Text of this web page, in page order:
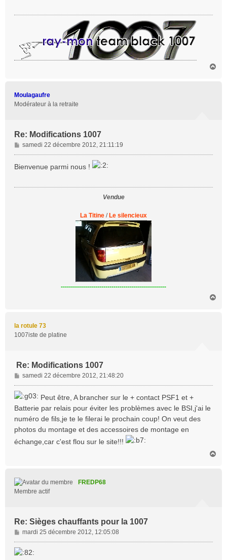
Moulagaufre
Modérateur à la retraite
Re: Modifications 1007
M
e
s
samedi 22 décembre 2012, 21:11:19
Bienvenue parmi nous !
Vendue
La Titine / Le silencieux
----------------------------------------------------
la rotule 73
1007iste de platine
Re: Modifications 1007
M
e
s
a
g
e
samedi 22 décembre 2012, 21:48:20
Peut être, A brancher sur le + contact PSF1 et +
Batterie par relais pour éviter les problèmes avec le BSI,j'ai le
numéro de fils,je te le filerai le prochain coup! On veut des
photos du montage et des accessoires de montage en
échange,car c'est flou sur le site!!!
FREDP68
Membre actif
Re: Sièges chauffants pour la 1007
M
e
s
mardi 25 décembre 2012, 12:05:08